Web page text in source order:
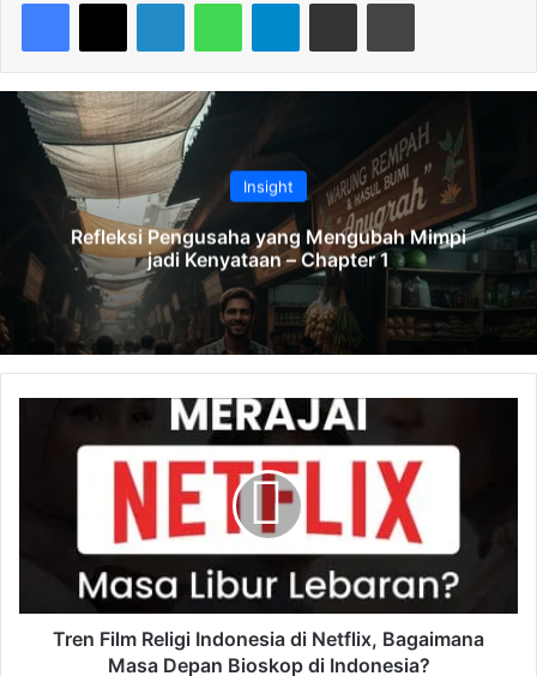
Insight
Refleksi Pengusaha yang Mengubah Mimpi
jadi Kenyataan – Chapter 1
R
Tren Film Religi Indonesia di Netflix, Bagaimana
Masa Depan Bioskop di Indonesia?